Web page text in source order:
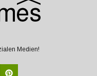
Medien!